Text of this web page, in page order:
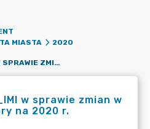
MIASTA
2020
OR.0050.998.2020_IMI W SPRAWIE ZMIAN W BUDŻECIE MIASTA ŻORY NA 2020 R.
w sprawie zmian w
na 2020 r.